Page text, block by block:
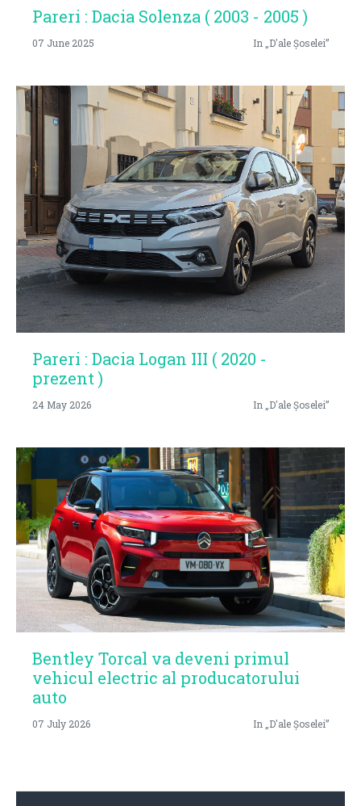
Pareri : Dacia Solenza ( 2003 - 2005 )
07 June 2025 In „D'ale Șoselei”
Pareri : Dacia Logan III ( 2020 -
prezent )
24 May 2026 In „D'ale Șoselei”
Bentley Torcal va deveni primul
vehicul electric al producatorului
auto
07 July 2026 In „D'ale Șoselei”